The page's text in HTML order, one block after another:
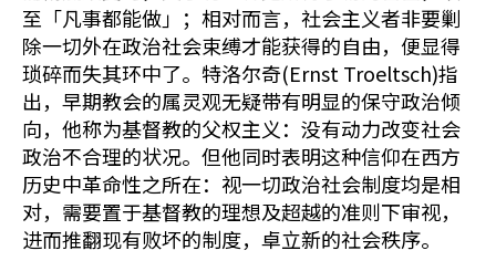
至「凡事都能做」；相对而言，社会主义者非要剿
除一切外在政治社会束缚才能获得的自由，便显得
琐碎而失其环中了。特洛尔奇(Ernst Troeltsch)指
出，早期教会的属灵观无疑带有明显的保守政治倾
向，他称为基督教的父权主义：没有动力改变社会
政治不合理的状况。但他同时表明这种信仰在西方
历史中革命性之所在：视一切政治社会制度均是相
对，需要置于基督教的理想及超越的准则下审视，
进而推翻现有败坏的制度，卓立新的社会秩序。